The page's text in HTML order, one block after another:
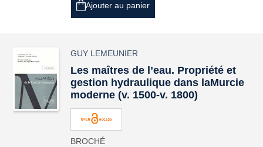
Ajouter au panier
GUY LEMEUNIER
Les maîtres de l’eau. Propriété et
gestion hydraulique dans laMurcie
moderne (v. 1500-v. 1800)
BROCHÉ